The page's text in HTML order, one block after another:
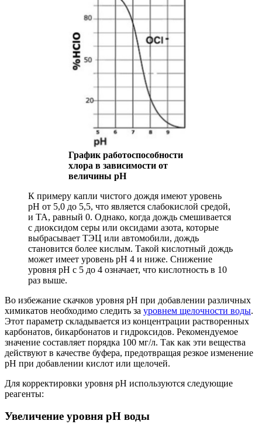
График работоспособности
хлора в зависимости от
величины pH
К примеру капли чистого дождя имеют уровень
pH от 5,0 до 5,5, что является слабокислой средой,
и TA, равный 0. Однако, когда дождь смешивается
с диоксидом серы или оксидами азота, которые
выбрасывает ТЭЦ или автомобили, дождь
становится более кислым. Такой кислотный дождь
может имеет уровень pH 4 и ниже. Снижение
уровня pH с 5 до 4 означает, что кислотность в 10
раз выше.
Во избежание скачков уровня pH при добавлении различных
химикатов необходимо следить за уровнем щелочности воды.
Этот параметр складывается из концентрации растворенных
карбонатов, бикарбонатов и гидроксидов. Рекомендуемое
значение составляет порядка 100 мг/л. Так как эти вещества
действуют в качестве буфера, предотвращая резкое изменение
pH при добавлении кислот или щелочей.
Для корректировки уровня pH используются следующие
реагенты:
Увеличение уровня pH воды